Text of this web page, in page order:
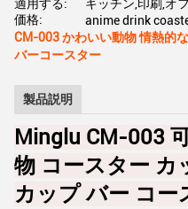
適用する:
キッチン,印刷,オ
価格:
anime drink
CM-003 かわいい動物 情熱的
バーコースター
製品説明
Minglu CM-003
物 コースター カ
カップ バー コー